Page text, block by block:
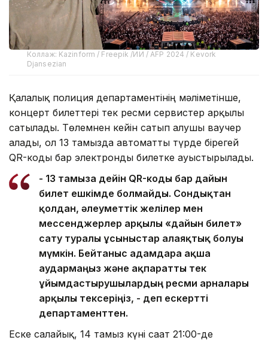
Коллаж: Kazinform / Freepik /ИИ / AFP 2024 / Kevork
Djansezian
Қалалық полиция департаментінің мәліметінше,
концерт билеттері тек ресми сервистер арқылы
сатылады. Төлемнен кейін сатып алушы ваучер
алады, ол 13 тамызда автоматты түрде бірегей
QR-коды бар электронды билетке ауыстырылады.
- 13 тамызға дейін QR-коды бар дайын
билет ешкімде болмайды. Сондықтан
қолдан, әлеуметтік желілер мен
мессенджерлер арқылы «дайын билет»
сату туралы ұсыныстар алаяқтық болуы
мүмкін. Бейтаныс адамдарға ақша
аудармаңыз және ақпаратты тек
ұйымдастырушылардың ресми арналары
арқылы тексеріңіз, - деп ескертті
департаменттен.
Еске салайық, 14 тамыз күні сағат 21:00-де